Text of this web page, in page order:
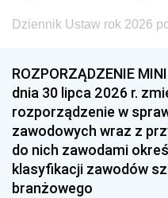
Dziennik Ustaw rok 2026
ROZPORZĄDZENIE
dnia 30 lipca 2026 r.
rozporządzenie w
zawodowych wraz z
do nich zawodami
klasyfikacji zawodów
branżowego